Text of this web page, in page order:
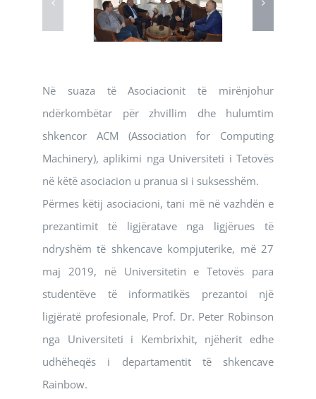
Në suaza të Asociacionit të mirënjohur
ndërkombëtar për zhvillim dhe hulumtim
shkencor ACM (Association for Computing
Machinery), aplikimi nga Universiteti i Tetovës
në këtë asociacion u pranua si i suksesshëm.
Përmes këtij asociacioni, tani më në vazhdën e
prezantimit të ligjëratave nga ligjërues të
ndryshëm të shkencave kompjuterike, më 27
maj 2019, në Universitetin e Tetovës para
studentëve të informatikës prezantoi një
ligjëratë profesionale, Prof. Dr. Peter Robinson
nga Universiteti i Kembrixhit, njëherit edhe
udhëheqës i departamentit të shkencave
Rainbow.